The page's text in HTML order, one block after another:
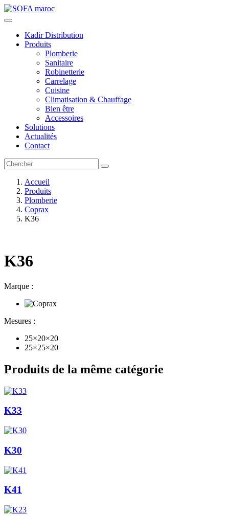
Kadir Distribution
Produits
Plomberie
Sanitaire
Robinetterie
Carrelage
Cuisine
Climatisation & Chauffage
Bien être
Accessoires
Solutions
Actualités
Contact
Accueil
Produits
Plomberie
Coprax
K36
K36
Marque :
Mesures :
25×20×20
25×25×20
Produits de la même catégorie
K33
K30
K41